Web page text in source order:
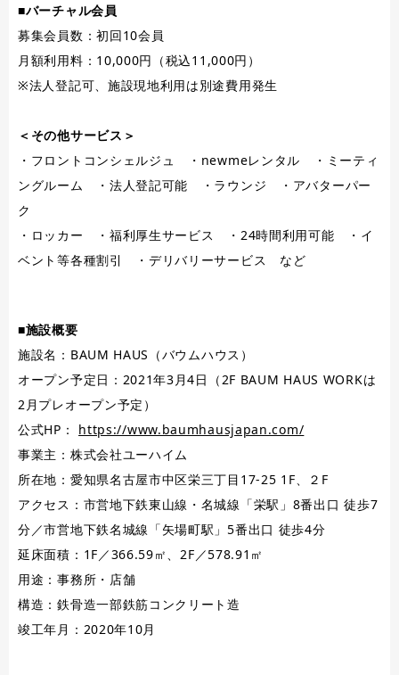
■バーチャル会員
募集会員数：初回10会員
月額利用料：10,000円（税込11,000円）
※法人登記可、施設現地利用は別途費用発生
＜その他サービス＞
・フロントコンシェルジュ ・newmeレンタル ・ミーティ
ングルーム ・法人登記可能 ・ラウンジ ・アバターパー
ク
・ロッカー ・福利厚生サービス ・24時間利用可能 ・イ
ベント等各種割引 ・デリバリーサービス など
■施設概要
施設名：BAUM HAUS（バウムハウス）
オープン予定日：2021年3月4日（2F BAUM HAUS WORKは
2月プレオープン予定）
公式HP： https://www.baumhausjapan.com/
事業主：株式会社ユーハイム
所在地：愛知県名古屋市中区栄三丁目17-25 1F、２F
アクセス：市営地下鉄東山線・名城線「栄駅」8番出口 徒歩7
分／市営地下鉄名城線「矢場町駅」5番出口 徒歩4分
延床面積：1F／366.59㎡、2F／578.91㎡
用途：事務所・店舗
構造：鉄骨造一部鉄筋コンクリート造
竣工年月：2020年10月